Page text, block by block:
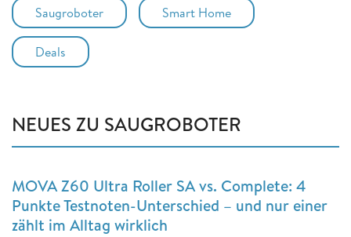
Saugroboter Smart Home
Deals
NEUES ZU SAUGROBOTER
MOVA Z60 Ultra Roller SA vs. Complete: 4
Punkte Testnoten-Unterschied – und nur einer
zählt im Alltag wirklich